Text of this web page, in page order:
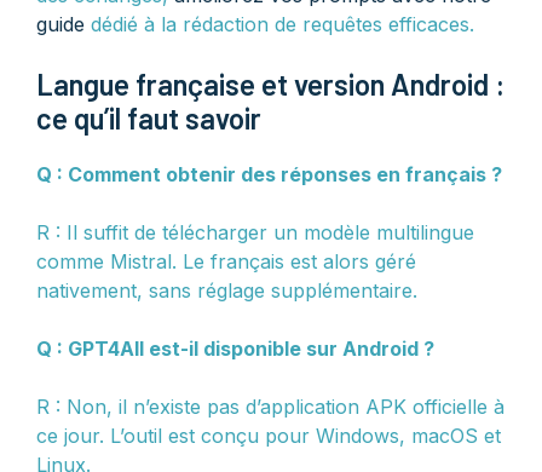
guide dédié à la rédaction de requêtes efficaces.
Langue française et version Android :
ce qu’il faut savoir
Q : Comment obtenir des réponses en français ?
R : Il suffit de télécharger un modèle multilingue
comme Mistral. Le français est alors géré
nativement, sans réglage supplémentaire.
Q : GPT4All est-il disponible sur Android ?
R : Non, il n’existe pas d’application APK officielle à
ce jour. L’outil est conçu pour Windows, macOS et
Linux.